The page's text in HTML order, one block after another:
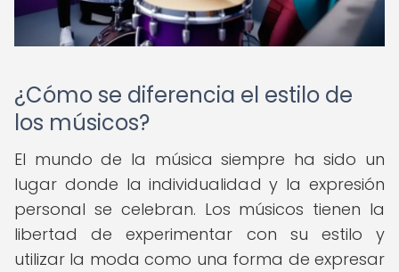
¿Cómo se diferencia el estilo de
los músicos?
El mundo de la música siempre ha sido un
lugar donde la individualidad y la expresión
personal se celebran. Los músicos tienen la
libertad de experimentar con su estilo y
utilizar la moda como una forma de expresar